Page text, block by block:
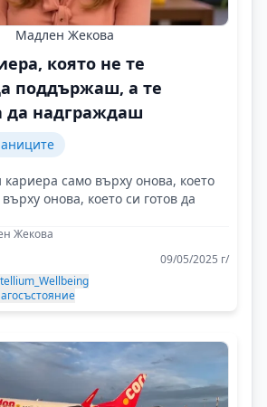
Мадлен Жекова
която не те
поддържаш, а те
да надграждаш
кариера само върху онова, което
онова, което си готов да
Жекова
09/05/2025 г/